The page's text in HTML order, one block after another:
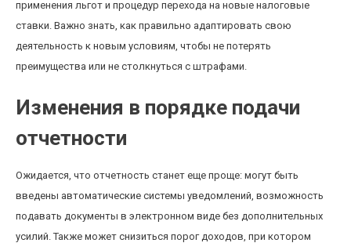
применения льгот и процедур перехода на новые налоговые
ставки. Важно знать, как правильно адаптировать свою
деятельность к новым условиям, чтобы не потерять
преимущества или не столкнуться с штрафами.
Изменения в порядке подачи
отчетности
Ожидается, что отчетность станет еще проще: могут быть
введены автоматические системы уведомлений, возможность
подавать документы в электронном виде без дополнительных
усилий. Также может снизиться порог доходов, при котором